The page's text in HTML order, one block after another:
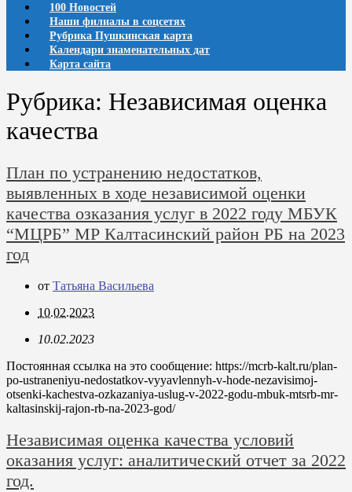
100 Новостей
Наши филиалы в соцсетях
Рубрика Пушкинская карта
Календари знаменательных дат
Карта сайта
Рубрика: Независимая оценка
качества
План по устранению недостатков,
выявленных в ходе независимой оценки
качества озказания услуг в 2022 году МБУК
“МЦРБ” МР Калтасинский район РБ на 2023
год
от Татьяна Васильева
10.02.2023
10.02.2023
Постоянная ссылка на это сообщение: https://mcrb-kalt.ru/plan-
po-ustraneniyu-nedostatkov-vyyavlennyh-v-hode-nezavisimoj-
otsenki-kachestva-ozkazaniya-uslug-v-2022-godu-mbuk-mtsrb-mr-
kaltasinskij-rajon-rb-na-2023-god/
Независимая оценка качества условий
оказания услуг: аналитический отчет за 2022
год.